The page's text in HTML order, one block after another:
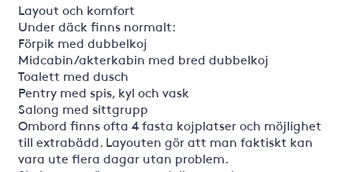
Layout och komfort
Under däck finns normalt:
Förpik med dubbelkoj
Midcabin/akterkabin med bred dubbelkoj
Toalett med dusch
Pentry med spis, kyl och vask
Salong med sittgrupp
Ombord finns ofta 4 fasta kojplatser och möjlighet
till extrabädd. Layouten gör att man faktiskt kan
vara ute flera dagar utan problem.